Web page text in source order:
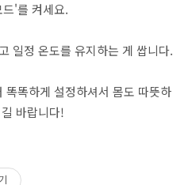
'를 켜세요.
일정 온도를 유지하는 게 쌉니다.
똑똑하게 설정하셔서 몸도 따뜻하
바랍니다!